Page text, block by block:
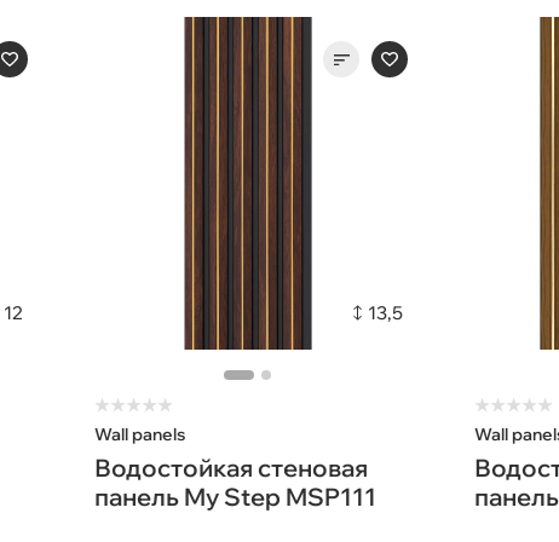
12 13,5
★★★★★
Wall panels
Водостойкая стеновая
панель My Step MSP111
★★★★★
Wall